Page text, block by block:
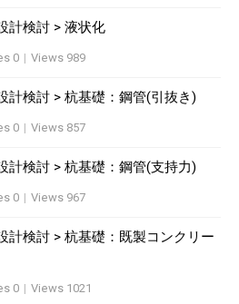
計検討 > 液状化
0 | Views 989
計検討 > 杭基礎：鋼管(引抜き)
0 | Views 857
計検討 > 杭基礎：鋼管(支持力)
0 | Views 967
計検討 > 杭基礎：既製コンクリー
0 | Views 1021